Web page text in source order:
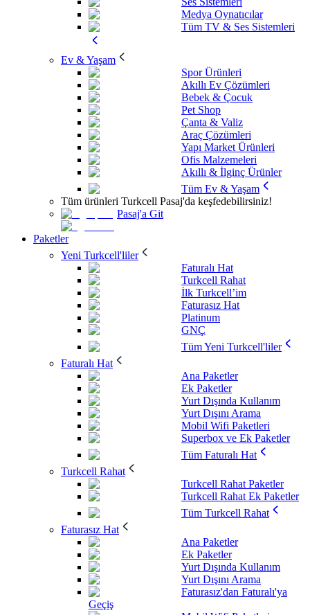
Medya Oynatıcılar
Tüm TV & Ses Sistemleri
Ev & Yaşam
Spor Ürünleri
Akıllı Ev Çözümleri
Bebek & Çocuk
Pet Shop
Çanta & Valiz
Araç Çözümleri
Yapı Market Ürünleri
Ofis Malzemeleri
Akıllı & İlginç Ürünler
Tüm Ev & Yaşam
Tüm ürünleri Turkcell Pasaj'da keşfedebilirsiniz!
Pasaj'a Git
Paketler
Yeni Turkcell'liler
Faturalı Hat
Turkcell Rahat
İlk Turkcell’im
Faturasız Hat
Platinum
GNÇ
Tüm Yeni Turkcell'liler
Faturalı Hat
Ana Paketler
Ek Paketler
Yurt Dışında Kullanım
Yurt Dışını Arama
Mobil Wifi Paketleri
Superbox ve Ek Paketler
Tüm Faturalı Hat
Turkcell Rahat
Turkcell Rahat Paketler
Turkcell Rahat Ek Paketler
Tüm Turkcell Rahat
Faturasız Hat
Ana Paketler
Ek Paketler
Yurt Dışında Kullanım
Yurt Dışını Arama
Faturasız'dan Faturalı'ya
Geçiş